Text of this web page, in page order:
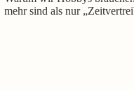
mehr sind als nur